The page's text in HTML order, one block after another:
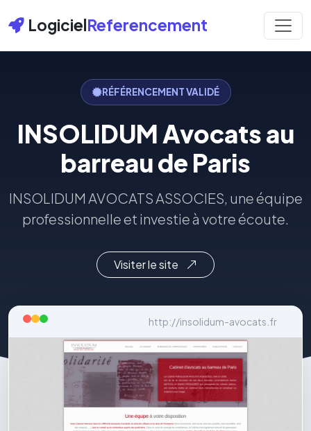
LogicielReferencement
RÉFÉRENCEMENT VALIDÉ
INSOLIDUM Avocats au
barreau de Paris
INSOLIDUM AVOCATS ASSOCIES, une équipe
professionnelle et investie à votre écoute.
Visiter le site
http://insolidum-avocats.fr